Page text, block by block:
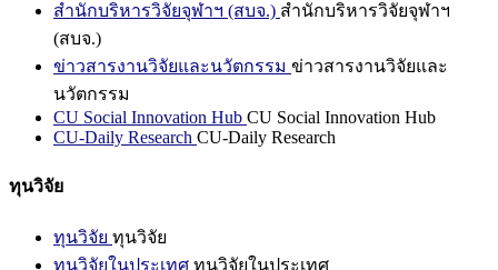
สำนักบริหารวิจัยจุฬาฯ (สบจ.) สำนักบริหารวิจัยจุฬาฯ
(สบจ.)
ข่าวสารงานวิจัยและนวัตกรรม ข่าวสารงานวิจัยและ
นวัตกรรม
CU Social Innovation Hub CU Social Innovation Hub
CU-Daily Research CU-Daily Research
ทุนวิจัย
ทุนวิจัย ทุนวิจัย
ทุนวิจัยในประเทศ ทุนวิจัยในประเทศ